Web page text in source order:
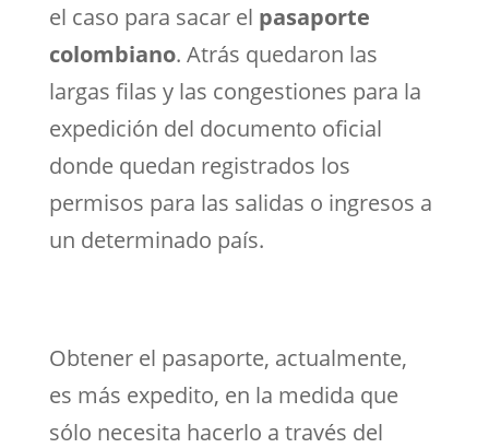
el caso para sacar el pasaporte
colombiano. Atrás quedaron las
largas filas y las congestiones para la
expedición del documento oficial
donde quedan registrados los
permisos para las salidas o ingresos a
un determinado país.
Obtener el pasaporte, actualmente,
es más expedito, en la medida que
sólo necesita hacerlo a través del